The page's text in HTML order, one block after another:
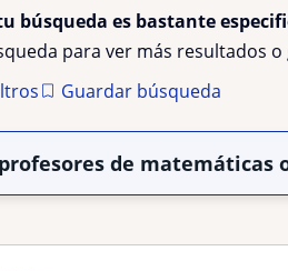
búsqueda es bastante
para ver más resultados
Guardar búsqueda
de